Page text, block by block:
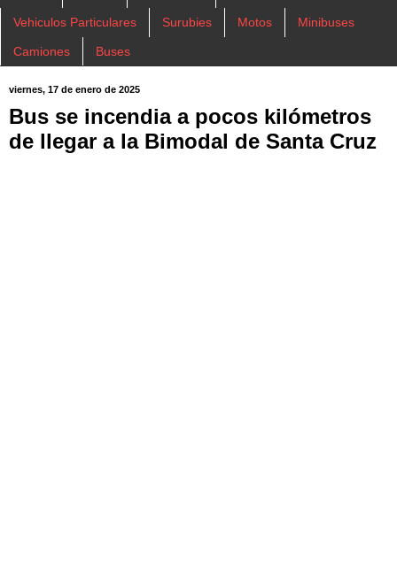
Vehiculos Particulares Surubies Motos Minibuses
Camiones Buses
viernes, 17 de enero de 2025
Bus se incendia a pocos kilómetros
de llegar a la Bimodal de Santa Cruz